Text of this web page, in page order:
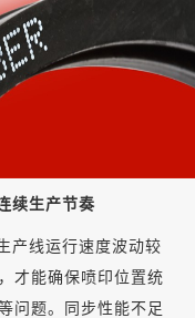
续生产节奏
产线运行速度波动较
才能确保喷印位置统
问题。同步性能不足